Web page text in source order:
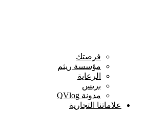
فرصتك
مؤسسة ريثم
الرعاية
بريس
مدونة QVlog
علاماتنا التجارية